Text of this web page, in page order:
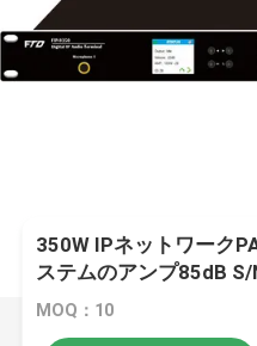
350W IPネットワーク
ステムのアンプ85dB S/
MOQ：10